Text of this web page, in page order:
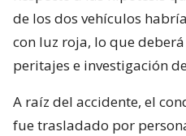
de los dos vehículos
con luz roja, lo que
peritajes e investigación
A raíz del accidente, el
fue trasladado por